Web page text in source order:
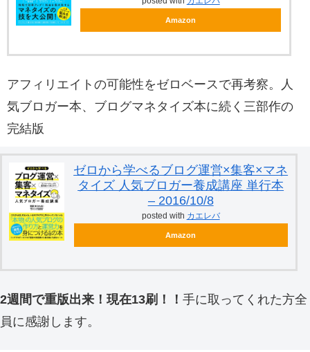
Amazon
アフィリエイトの可能性をゼロベースで再考察。人
気ブロガー本、ブログマネタイズ本に続く三部作の
完結版
ゼロから学べるブログ運営×集客×マネ
タイズ 人気ブロガー養成講座 単行本
– 2016/10/8
posted with カエレバ
Amazon
2週間で重版出来！現在13刷！！ 手に取ってくれた方全
員に感謝します。